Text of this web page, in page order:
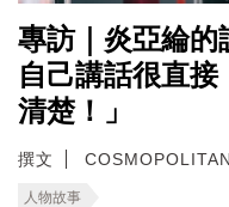
專訪｜炎亞綸的
自己講話很直
清楚！」
撰文
人物故事